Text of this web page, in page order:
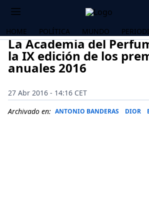
HOME POLÍTICA MUNDO
La Academia del
la IX edición de los
anuales 2016
27 Abr 2016 - 14:16 CET
Archivado en: ANTONIO BANDERAS DIOR